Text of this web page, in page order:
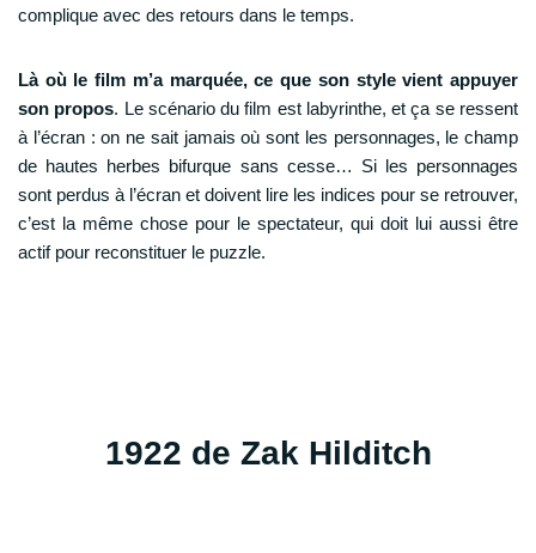
complique avec des retours dans le temps.
Là où le film m’a marquée, ce que son style vient appuyer
son propos. Le scénario du film est labyrinthe, et ça se ressent
à l’écran : on ne sait jamais où sont les personnages, le champ
de hautes herbes bifurque sans cesse… Si les personnages
sont perdus à l’écran et doivent lire les indices pour se retrouver,
c’est la même chose pour le spectateur, qui doit lui aussi être
actif pour reconstituer le puzzle.
1922 de Zak Hilditch